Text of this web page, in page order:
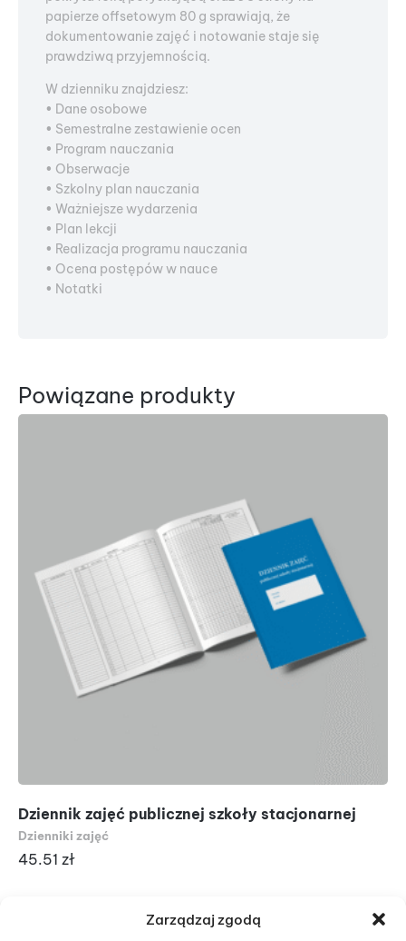
Zarządzaj zgodą
papierze offsetowym 80 g sprawiają, że
dokumentowanie zajęć i notowanie staje się
prawdziwą przyjemnością.
W dzienniku znajdziesz:
• Dane osobowe
• Semestralne zestawienie ocen
• Program nauczania
• Obserwacje
• Szkolny plan nauczania
• Ważniejsze wydarzenia
• Plan lekcji
• Realizacja programu nauczania
• Ocena postępów w nauce
• Notatki
Powiązane produkty
Dziennik zajęć publicznej szkoły stacjonarnej
Dzienniki zajęć
45.51 zł